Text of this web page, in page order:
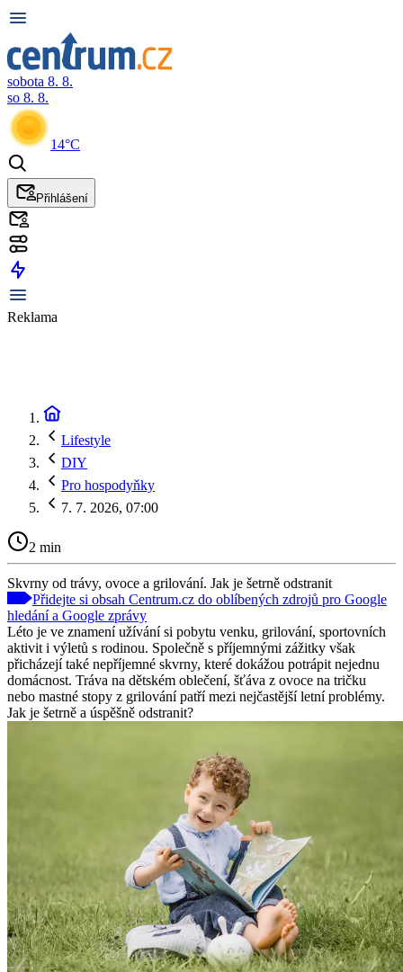
sobota 8. 8.
so 8. 8.
14°C
Přihlášení
Reklama
Lifestyle
DIY
Pro hospodyňky
7. 7. 2026, 07:00
2 min
Skvrny od trávy, ovoce a grilování. Jak je šetrně odstranit
Přidejte si obsah Centrum.cz do oblíbených zdrojů pro Google
hledání a Google zprávy
Léto je ve znamení užívání si pobytu venku, grilování, sportovních
aktivit i výletů s rodinou. Společně s příjemnými zážitky však
přicházejí také nepříjemné skvrny, které dokážou potrápit nejednu
domácnost. Tráva na dětském oblečení, šťáva z ovoce na tričku
nebo mastné stopy z grilování patří mezi nejčastější letní problémy.
Jak je šetrně a úspěšně odstranit?